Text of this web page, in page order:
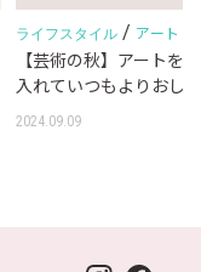
ライフスタイル / アート
【芸術の秋】アートを
入れていつもよりおし
2024.09.09